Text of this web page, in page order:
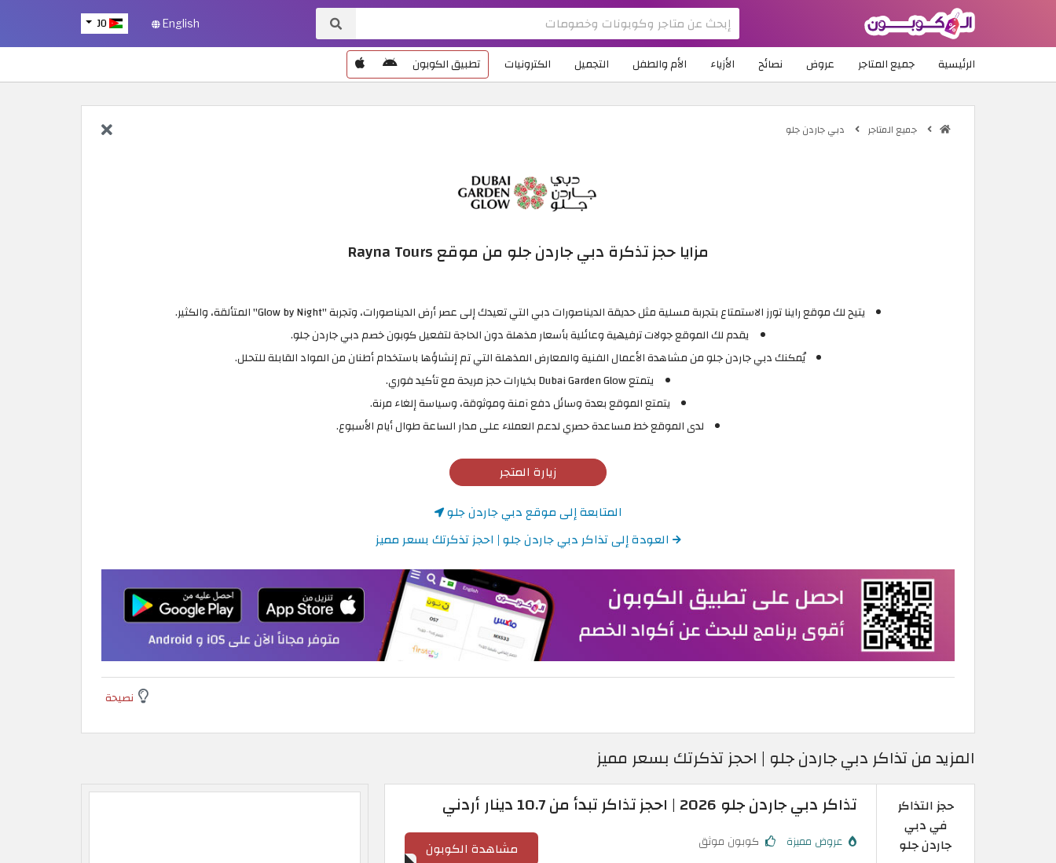
JO English
الرئيسية جميع المتاجر عروض نصائح الأزياء الأم والطفل التجميل الكترونيات تطبيق الكوبون
جميع المتاجر دبي جاردن جلو
مزايا حجز تذكرة دبي جاردن جلو من موقع Rayna Tours
يتيح لك موقع راينا تورز الاستمتاع بتجربة مسلية مثل حديقة الديناصورات دبي التي تعيدك إلى عصر أرض الديناصورات، وتجربة "Glow by Night" المتألقة، والكثير.
يقدم لك الموقع جولات ترفيهية وعائلية بأسعار مذهلة دون الحاجة لتفعيل كوبون خصم دبي جاردن جلو.
يُمكنك دبي جاردن جلو من مشاهدة الأعمال الفنية والمعارض المذهلة التي تم إنشاؤها باستخدام أطنان من المواد القابلة للتحلل.
يتمتع Dubai Garden Glow بخيارات حجز مريحة مع تأكيد فوري.
يتمتع الموقع بعدة وسائل دفع آمنة وموثوقة، وسياسة إلغاء مرنة.
لدى الموقع خط مساعدة حصري لدعم العملاء على مدار الساعة طوال أيام الأسبوع.
زيارة المتجر
المتابعة إلى موقع دبي جاردن جلو
العودة إلى تذاكر دبي جاردن جلو | احجز تذكرتك بسعر مميز
نصيحة
المزيد من تذاكر دبي جاردن جلو | احجز تذكرتك بسعر مميز
حجز التذاكر
في دبي
جاردن جلو
تذاكر دبي جاردن جلو 2026 | احجز تذاكر تبدأ من 10.7 دينار أردني
عروض مميزة كوبون موثق مشاهدة الكوبون